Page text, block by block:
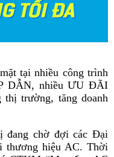
tại nhiều công trình
DẪN, nhiều ƯU ĐÃI
trường, tăng doanh
đang chờ đợi các Đại
thương hiệu AC. Thời